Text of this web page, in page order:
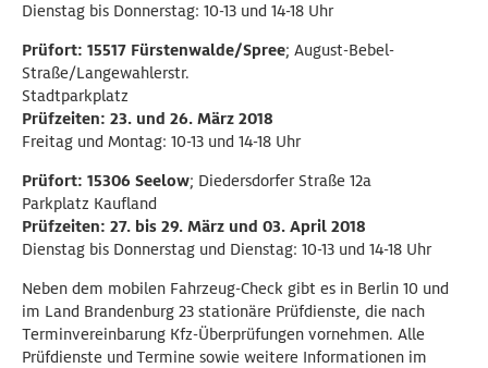
Dienstag bis Donnerstag: 10-13 und 14-18 Uhr
Prüfort: 15517 Fürstenwalde/Spree; August-Bebel-
Straße/Langewahlerstr.
Stadtparkplatz
Prüfzeiten: 23. und 26. März 2018
Freitag und Montag: 10-13 und 14-18 Uhr
Prüfort: 15306 Seelow; Diedersdorfer Straße 12a
Parkplatz Kaufland
Prüfzeiten: 27. bis 29. März und 03. April 2018
Dienstag bis Donnerstag und Dienstag: 10-13 und 14-18 Uhr
Neben dem mobilen Fahrzeug-Check gibt es in Berlin 10 und
im Land Brandenburg 23 stationäre Prüfdienste, die nach
Terminvereinbarung Kfz-Überprüfungen vornehmen. Alle
Prüfdienste und Termine sowie weitere Informationen im